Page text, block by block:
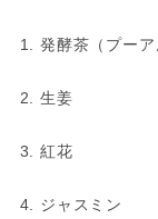
発酵茶（プーア
生姜
紅花
ジャスミン